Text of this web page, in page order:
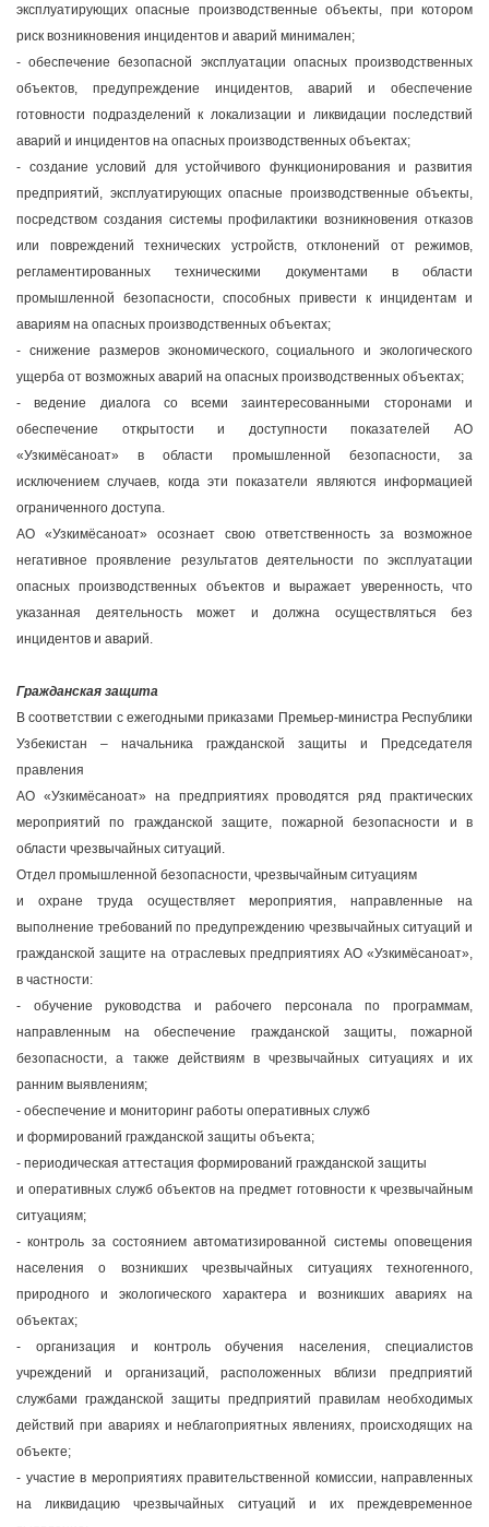
эксплуатирующих опасные производственные объекты, при котором
риск возникновения инцидентов и аварий минимален;
- обеспечение безопасной эксплуатации опасных производственных
объектов, предупреждение инцидентов, аварий и обеспечение
готовности подразделений к локализации и ликвидации последствий
аварий и инцидентов на опасных производственных объектах;
- создание условий для устойчивого функционирования и развития
предприятий, эксплуатирующих опасные производственные объекты,
посредством создания системы профилактики возникновения отказов
или повреждений технических устройств, отклонений от режимов,
регламентированных техническими документами в области
промышленной безопасности, способных привести к инцидентам и
авариям на опасных производственных объектах;
- снижение размеров экономического, социального и экологического
ущерба от возможных аварий на опасных производственных объектах;
- ведение диалога со всеми заинтересованными сторонами и
обеспечение открытости и доступности показателей АО
«Узкимёсаноат» в области промышленной безопасности, за
исключением случаев, когда эти показатели являются информацией
ограниченного доступа.
АО «Узкимёсаноат» осознает свою ответственность за возможное
негативное проявление результатов деятельности по эксплуатации
опасных производственных объектов и выражает уверенность, что
указанная деятельность может и должна осуществляться без
инцидентов и аварий.
Гражданская защита
В соответствии с ежегодными приказами Премьер-министра Республики
Узбекистан – начальника гражданской защиты и Председателя
правления
АО «Узкимёсаноат» на предприятиях проводятся ряд практических
мероприятий по гражданской защите, пожарной безопасности и в
области чрезвычайных ситуаций.
Отдел промышленной безопасности, чрезвычайным ситуациям
и охране труда осуществляет мероприятия, направленные на
выполнение требований по предупреждению чрезвычайных ситуаций и
гражданской защите на отраслевых предприятиях АО «Узкимёсаноат»,
в частности:
- обучение руководства и рабочего персонала по программам,
направленным на обеспечение гражданской защиты, пожарной
безопасности, а также действиям в чрезвычайных ситуациях и их
ранним выявлениям;
- обеспечение и мониторинг работы оперативных служб
и формирований гражданской защиты объекта;
- периодическая аттестация формирований гражданской защиты
и оперативных служб объектов на предмет готовности к чрезвычайным
ситуациям;
- контроль за состоянием автоматизированной системы оповещения
населения о возникших чрезвычайных ситуациях техногенного,
природного и экологического характера и возникших авариях на
объектах;
- организация и контроль обучения населения, специалистов
учреждений и организаций, расположенных вблизи предприятий
службами гражданской защиты предприятий правилам необходимых
действий при авариях и неблагоприятных явлениях, происходящих на
объекте;
- участие в мероприятиях правительственной комиссии, направленных
на ликвидацию чрезвычайных ситуаций и их преждевременное